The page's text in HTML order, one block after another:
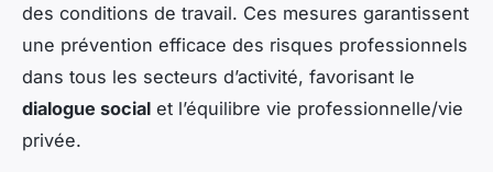
des conditions de travail. Ces mesures garantissent
une prévention efficace des risques professionnels
dans tous les secteurs d’activité, favorisant le
dialogue social et l’équilibre vie professionnelle/vie
privée.